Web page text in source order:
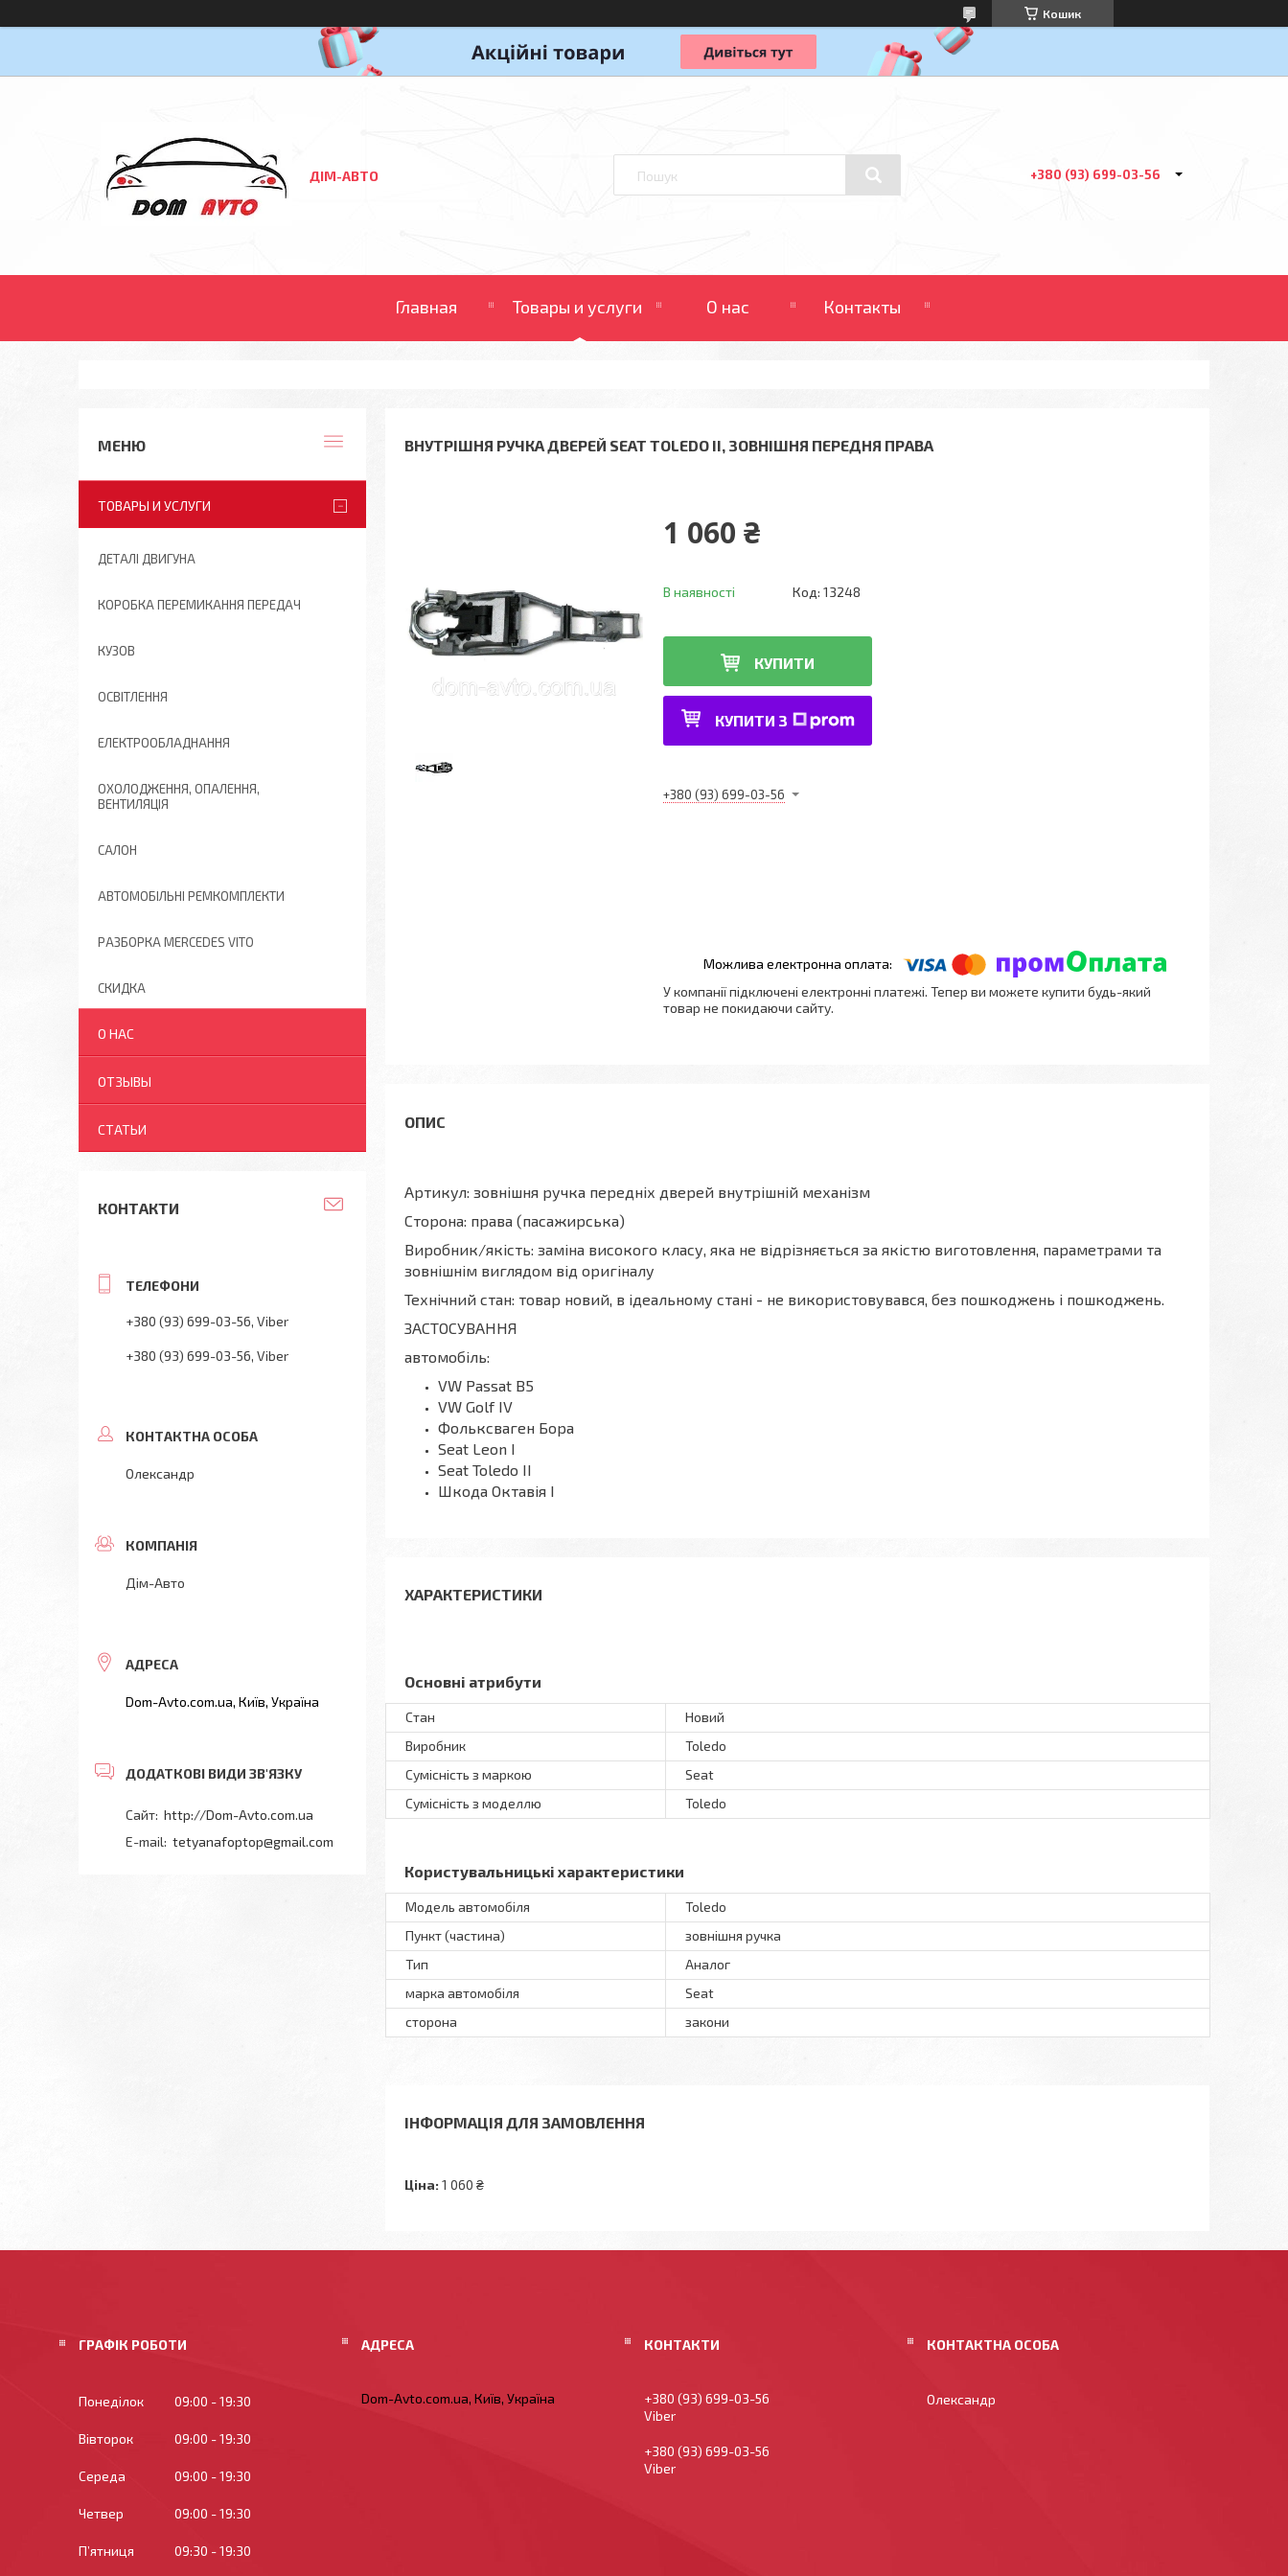
Кошик
ДІМ-АВТО +380 (93) 699-03-56
Главная Товары и услуги О нас Контакты
ВНУТРІШНЯ РУЧКА ДВЕРЕЙ SEAT TOLEDO II, ЗОВНІШНЯ ПЕРЕДНЯ ПРАВА
1 060 ₴
В наявності Код: 13248
КУПИТИ
КУПИТИ З
+380 (93) 699-03-56
У компанії підключені електронні платежі. Тепер ви можете купити будь-який
товар не покидаючи сайту.
Артикул: зовнішня ручка передніх дверей внутрішній механізм
Сторона: права (пасажирська)
Виробник/якість: заміна високого класу, яка не відрізняється за якістю виготовлення, параметрами та
зовнішнім виглядом від оригіналу
Технічний стан: товар новий, в ідеальному стані - не використовувався, без пошкоджень і пошкоджень.
ЗАСТОСУВАННЯ
автомобіль:
VW Passat B5
VW Golf IV
Фольксваген Бора
Seat Leon I
Seat Toledo II
Шкода Октавія І
ХАРАКТЕРИСТИКИ
Основні атрибути
Стан
Новий
Виробник
Toledo
Сумісність з маркою
Seat
Сумісність з моделлю
Toledo
Користувальницькі характеристики
Модель автомобіля
Toledo
Пункт (частина)
зовнішня ручка
Тип
Аналог
марка автомобіля
Seat
сторона
закони
ІНФОРМАЦІЯ ДЛЯ ЗАМОВЛЕННЯ
Ціна: 1 060 ₴
ТОВАРЫ И УСЛУГИ
ДЕТАЛІ ДВИГУНА
КОРОБКА ПЕРЕМИКАННЯ ПЕРЕДАЧ
КУЗОВ
ОСВІТЛЕННЯ
ЕЛЕКТРООБЛАДНАННЯ
ОХОЛОДЖЕННЯ, ОПАЛЕННЯ,
ВЕНТИЛЯЦІЯ
САЛОН
АВТОМОБІЛЬНІ РЕМКОМПЛЕКТИ
РАЗБОРКА MERCEDES VITO
СКИДКА
О НАС
ОТЗЫВЫ
СТАТЬИ
КОНТАКТИ
+380 (93) 699-03-56 Viber
+380 (93) 699-03-56 Viber
Олександр
Дім-Авто
Dom-Avto.com.ua, Київ, Україна
http://Dom-Avto.com.ua
tetyanafoptop@gmail.com
ГРАФІК РОБОТИ
Понеділок 09:00 19:30
Вівторок 09:00 19:30
Середа 09:00 19:30
Четвер 09:00 19:30
Пʼятниця 09:30 19:30
Dom-Avto.com.ua, Київ, Україна
+380 (93) 699-03-56
Viber
+380 (93) 699-03-56
Viber
Олександр